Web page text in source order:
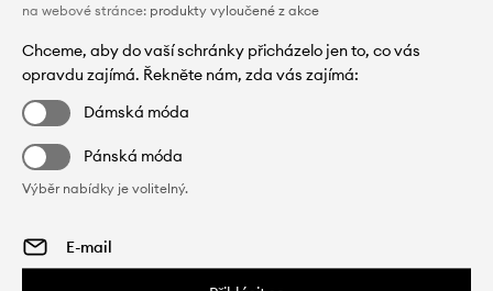
na webové stránce: produkty vyloučené z akce
Chceme, aby do vaší schránky přicházelo jen to, co vás
opravdu zajímá. Řekněte nám, zda vás zajímá:
Dámská móda
Pánská móda
Výběr nabídky je volitelný.